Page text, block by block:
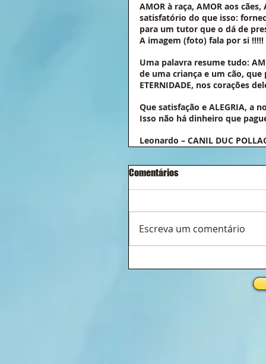
AMOR à raça, AMOR aos
satisfatório do que isso:
para um tutor que o dá de
A imagem (foto) fala por si !!!!!
Uma palavra resume tudo:
de uma criança e um cão,
ETERNIDADE, nos corações
Que satisfação e ALEGRIA, a
Isso não há dinheiro que
Leonardo – CANIL DUC
Comentários
Escreva um comentário